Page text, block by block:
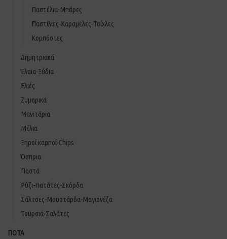
Παστέλια-Μπάρες
Παστίλιες-Καραμέλες-Τσίχλες
Κομπόστες
Δημητριακά
Έλαια-Ξύδια
Ελιές
Ζυμαρικά
Μανιτάρια
Μέλια
Ξηροί καρποί-Chips
Όσπρια
Παστά
Ρύζι-Πατάτες-Σκόρδα
Σάλτσες-Μουστάρδα-Μαγιονέζα
Τουρσιά-Σαλάτες
ΠΟΤΑ